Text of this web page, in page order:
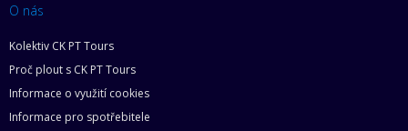
O nás
Kolektiv CK PT Tours
Proč plout s CK PT Tours
Informace o využití cookies
Informace pro spotřebitele